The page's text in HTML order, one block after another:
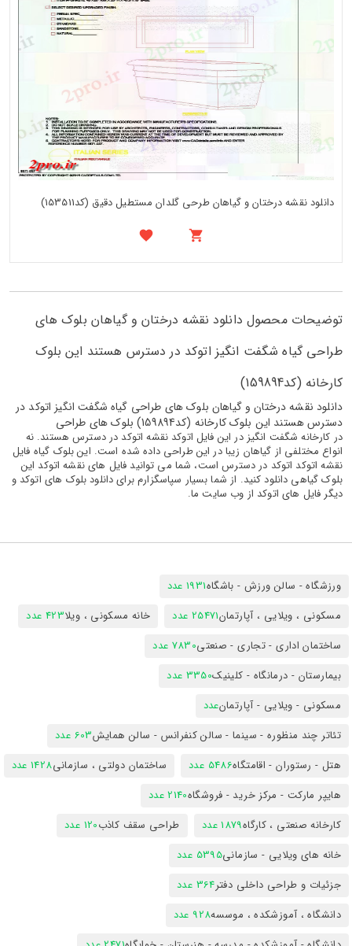
دانلود نقشه درختان و گیاهان طرحی گلدان مستطیل دقیق (کد153511)
توضیحات محصول دانلود نقشه درختان و گیاهان بلوک های
طراحی گیاه شگفت انگیز اتوکد در دسترس هستند این بلوک
کارخانه (کد159894)
دانلود نقشه درختان و گیاهان بلوک های طراحی گیاه شگفت انگیز اتوکد در
دسترس هستند این بلوک کارخانه (کد159894) بلوک های طراحی
در کارخانه شگفت انگیز در این فایل اتوکد نقشه اتوکد در دسترس هستند. نه
انواع مختلفی از گیاهان زیبا در این طراحی داده شده است. این بلوک گیاه فایل
نقشه اتوکد اتوکد در دسترس است، شما می توانید فایل های نقشه اتوکد این
بلوک گیاهی دانلود کنید. از شما بسیار سپاسگزارم برای دانلود بلوک های اتوکد و
دیگر فایل های اتوکد از وب سایت ما.
ورزشگاه - سالن ورزش - باشگاه1931 عدد
مسکونی ، ویلایی ، آپارتمان25471 عدد خانه مسکونی ، ویلا423 عدد
ساختمان اداری - تجاری - صنعتی7830 عدد
بیمارستان - درمانگاه - کلینیک3350 عدد
مسکونی - ویلایی - آپارتمانعدد
تئاتر چند منظوره - سینما - سالن کنفرانس - سالن همایش603 عدد
هتل - رستوران - اقامتگاه5486 عدد ساختمان دولتی ، سازمانی1428 عدد
هایپر مارکت - مرکز خرید - فروشگاه2140 عدد
کارخانه صنعتی ، کارگاه1879 عدد طراحی سقف کاذب120 عدد
خانه های ویلایی - سازمانی5395 عدد
جزئیات و طراحی داخلی دفتر364 عدد
دانشگاه ، آموزشکده ، موسسه928 عدد